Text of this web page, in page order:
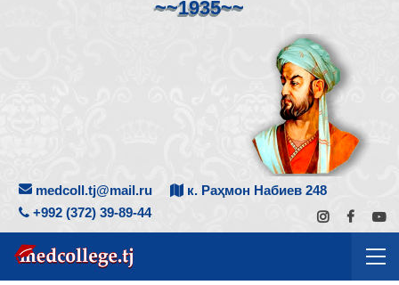
~~1935~~
medcoll.tj@mail.ru
к. Раҳмон Набиев 248
+992 (372) 39-89-44